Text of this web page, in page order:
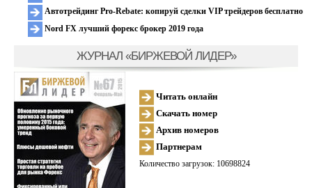
Автотрейдинг Pro-Rebate: копируй сделки VIP трейдеров бесплатно
Nord FX лучший форекс брокер 2019 года
ЖУРНАЛ «БИРЖЕВОЙ ЛИДЕР»
Читать онлайн
Скачать номер
Архив номеров
Партнерам
Количество загрузок: 10698824